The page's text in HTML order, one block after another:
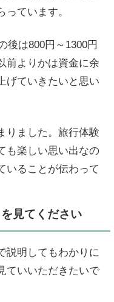
ています。
後は800円～1300円
前よりかは資金に余
げていきたいと思い
りました。旅行体験
も楽しい思い出なの
いることが伝わって
見てください
説明してもわかりに
ていいただきたいで